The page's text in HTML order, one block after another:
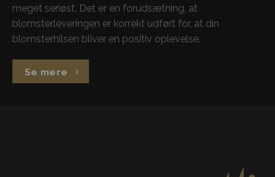
meget seriøst. Det er en forudsætning, at
blomsterleveringen er korrekt udført for, at din
blomsterhilsen bliver en positiv oplevelse.
Se mere